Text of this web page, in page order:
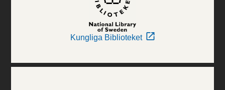
Kungliga Biblioteket